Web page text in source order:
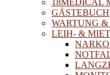
18MEDICAL
GÄSTEBUCH
WARTUNG &
LEIH- &